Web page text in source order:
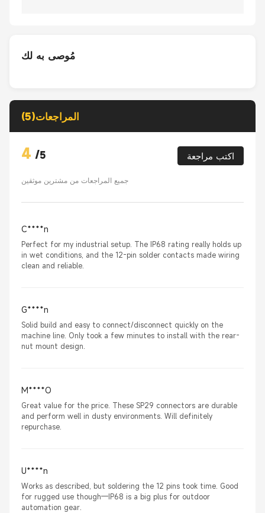
مُوصى به لك
المراجعات(5)
4 /5 اكتب مراجعة
جميع المراجعات من مشترين موثقين
C****n
Perfect for my industrial setup. The IP68 rating really holds up
in wet conditions, and the 12-pin solder contacts made wiring
clean and reliable.
G****n
Solid build and easy to connect/disconnect quickly on the
machine line. Only took a few minutes to install with the rear-
nut mount design.
M****O
Great value for the price. These SP29 connectors are durable
and perform well in dusty environments. Will definitely
repurchase.
U****n
Works as described, but soldering the 12 pins took time. Good
for rugged use though—IP68 is a big plus for outdoor
automation gear.